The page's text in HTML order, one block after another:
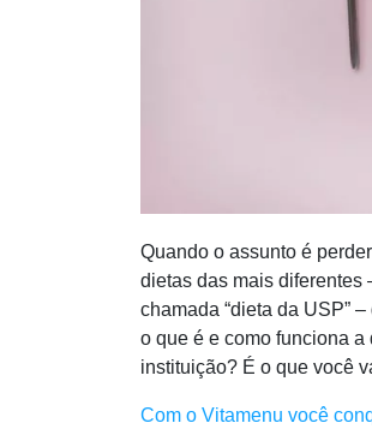
Quando o assunto é
dietas das mais diferentes
chamada “dieta da USP”
o que é e como funciona
instituição? É o que você
Com o Vitamenu você